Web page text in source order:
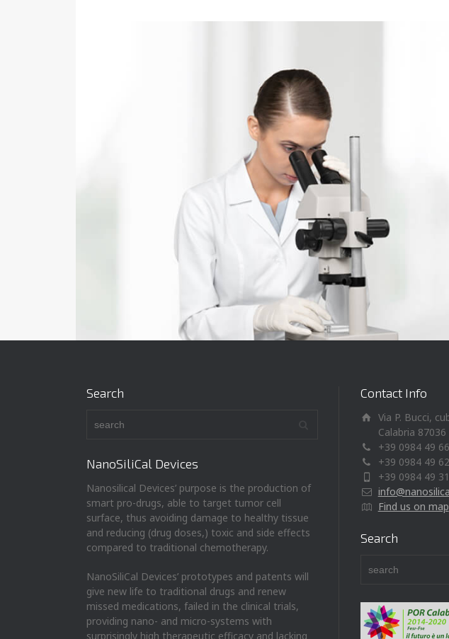
Search
NanoSiliCal Devices
Nanosilical Devices’ purpose is the production of
smart pro-drugs, able to target tumor cell
surface, thus avoiding damage to healthy tissue
and reducing (drug doses,) toxic and side effects
compared to traditional chemotherapy.
NanoSiliCal Devices’ prototypes and patents will
give new life to traditional drugs and renew
missed medications, failed in the clinical trials,
providing nano- and micro-systems with
surprisingly high therapeutic efficacy and lacking
Contact Info
Via P. Bucci,
Calabria
+39 0984 49
+39 0984 49
+39 0984 49
Find us on map
Search